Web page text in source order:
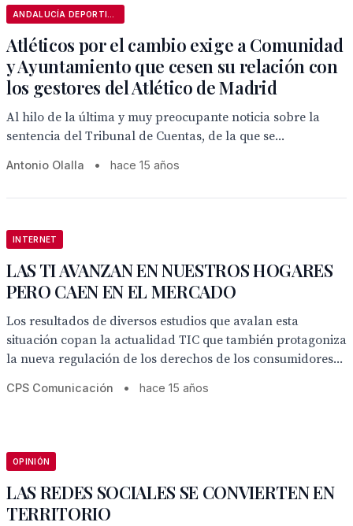
Atléticos por el cambio exige a Comunidad
y Ayuntamiento que cesen su relación con
los gestores del Atlético de Madrid
Al hilo de la última y muy preocupante noticia sobre la
sentencia del Tribunal de Cuentas, de la que se...
Antonio Olalla • hace 15 años
INTERNET
LAS TI AVANZAN EN NUESTROS HOGARES
PERO CAEN EN EL MERCADO
Los resultados de diversos estudios que avalan esta
situación copan la actualidad TIC que también protagoniza
la nueva regulación de los derechos de los consumidores...
CPS Comunicación • hace 15 años
OPINIÓN
LAS REDES SOCIALES SE CONVIERTEN EN
TERRITORIO